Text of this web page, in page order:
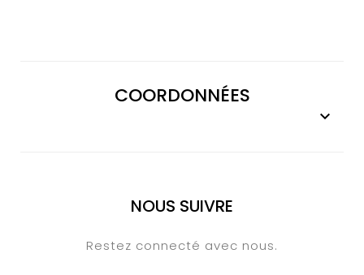
COORDONNÉES

NOUS SUIVRE
Restez connecté avec nous.